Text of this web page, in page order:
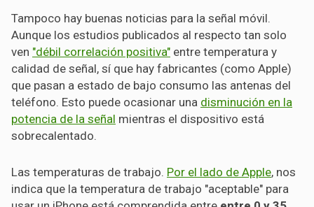
Tampoco hay buenas noticias para la señal móvil.
Aunque los estudios publicados al respecto tan solo
ven "débil correlación positiva" entre temperatura y
calidad de señal, sí que hay fabricantes (como Apple)
que pasan a estado de bajo consumo las antenas del
teléfono. Esto puede ocasionar una disminución en la
potencia de la señal mientras el dispositivo está
sobrecalentado.
Las temperaturas de trabajo. Por el lado de Apple, nos
indica que la temperatura de trabajo "aceptable" para